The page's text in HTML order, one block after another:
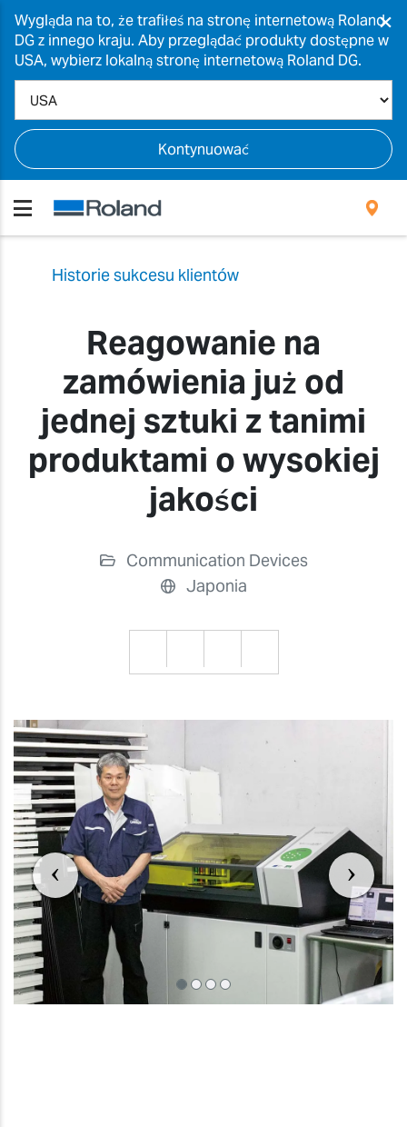
Wygląda na to, że trafiłeś na stronę internetową Roland
DG z innego kraju. Aby przeglądać produkty dostępne w
USA, wybierz lokalną stronę internetową Roland DG.
Kontynuować
×
Historie sukcesu klientów
Reagowanie na
zamówienia już od
jednej sztuki z tanimi
produktami o wysokiej
jakości
Communication Devices
Japonia
Wstecz